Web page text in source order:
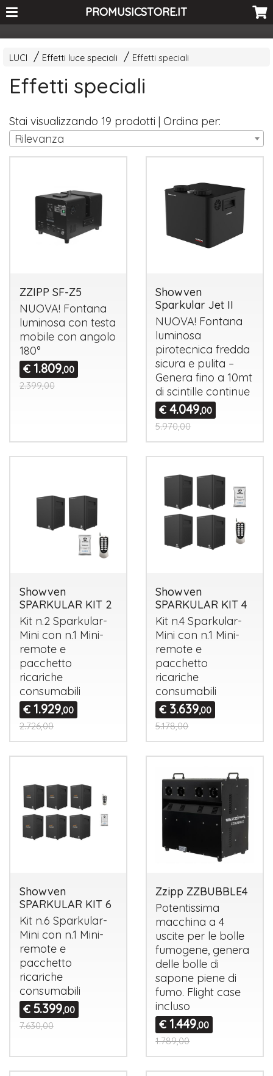
<-- Curio's GSC -->PROMUSICSTORE.IT
LUCI Effetti luce speciali Effetti speciali
Effetti speciali
Stai visualizzando 19 prodotti | Ordina per:
Rilevanza
ZZIPP SF-Z5
NUOVA! Fontana
luminosa con testa
mobile con angolo
180°
€ 1.809,00
2.399,00
Showven
Sparkular Jet II
NUOVA! Fontana
luminosa
pirotecnica fredda
sicura e pulita –
Genera fino a 10mt
di scintille continue
€ 4.049,00
5.970,00
Showven
SPARKULAR KIT 2
Kit n.2 Sparkular-
Mini con n.1 Mini-
remote e
pacchetto
ricariche
consumabili
€ 1.929,00
2.726,00
Showven
SPARKULAR KIT 4
Kit n.4 Sparkular-
Mini con n.1 Mini-
remote e
pacchetto
ricariche
consumabili
€ 3.639,00
5.178,00
Showven
SPARKULAR KIT 6
Kit n.6 Sparkular-
Mini con n.1 Mini-
remote e
pacchetto
ricariche
consumabili
€ 5.399,00
7.630,00
Zzipp ZZBUBBLE4
Potentissima
macchina a 4
uscite per le bolle
fumogene, genera
delle bolle di
sapone piene di
fumo. Flight case
incluso
€ 1.449,00
1.789,00